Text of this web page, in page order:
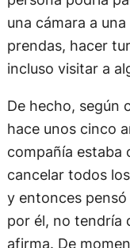
una cámara a
prendas, hacer
incluso visitar a
De hecho, según
hace unos cinco
compañía estaba
cancelar todos
y entonces pensó
por él, no tendría
afirma. De